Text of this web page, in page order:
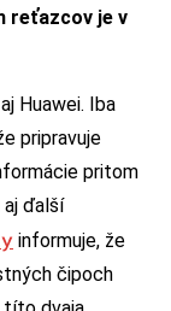
reťazcov je v
Huawei. Iba
pripravuje
pritom
aj ďalší
informuje, že
čipoch